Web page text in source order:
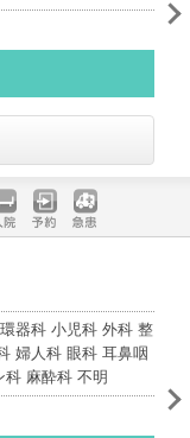
院 予約 急患
器科 小児科 外科 整
婦人科 眼科 耳鼻咽
麻酔科 不明